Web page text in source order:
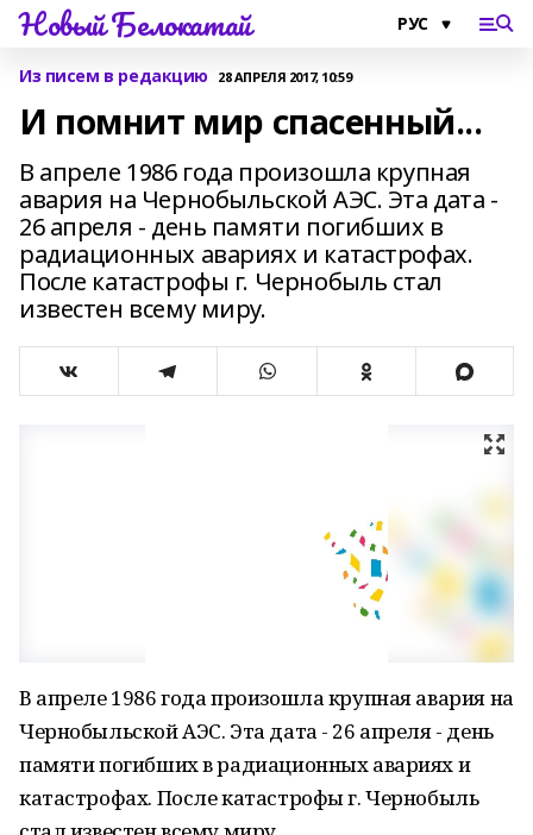
Новый Белокатай
Из писем в редакцию 28 АПРЕЛЯ 2017, 10:59
И помнит мир спасенный...
В апреле 1986 года произошла крупная
авария на Чернобыльской АЭС. Эта дата -
26 апреля - день памяти погибших в
радиационных авариях и катастрофах.
После катастрофы г. Чернобыль стал
известен всему миру.
В апреле 1986 года произошла крупная авария на
Чернобыльской АЭС. Эта дата - 26 апреля - день
памяти погибших в радиационных авариях и
катастрофах. После катастрофы г. Чернобыль